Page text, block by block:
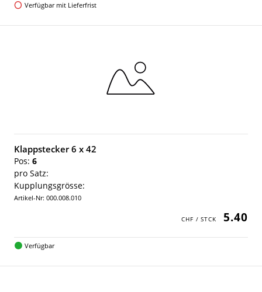
Verfügbar mit Lieferfrist
Klappstecker 6 x 42
Pos: 6
pro Satz:
Kupplungsgrösse:
Artikel-Nr: 000.008.010
5.40
Verfügbar